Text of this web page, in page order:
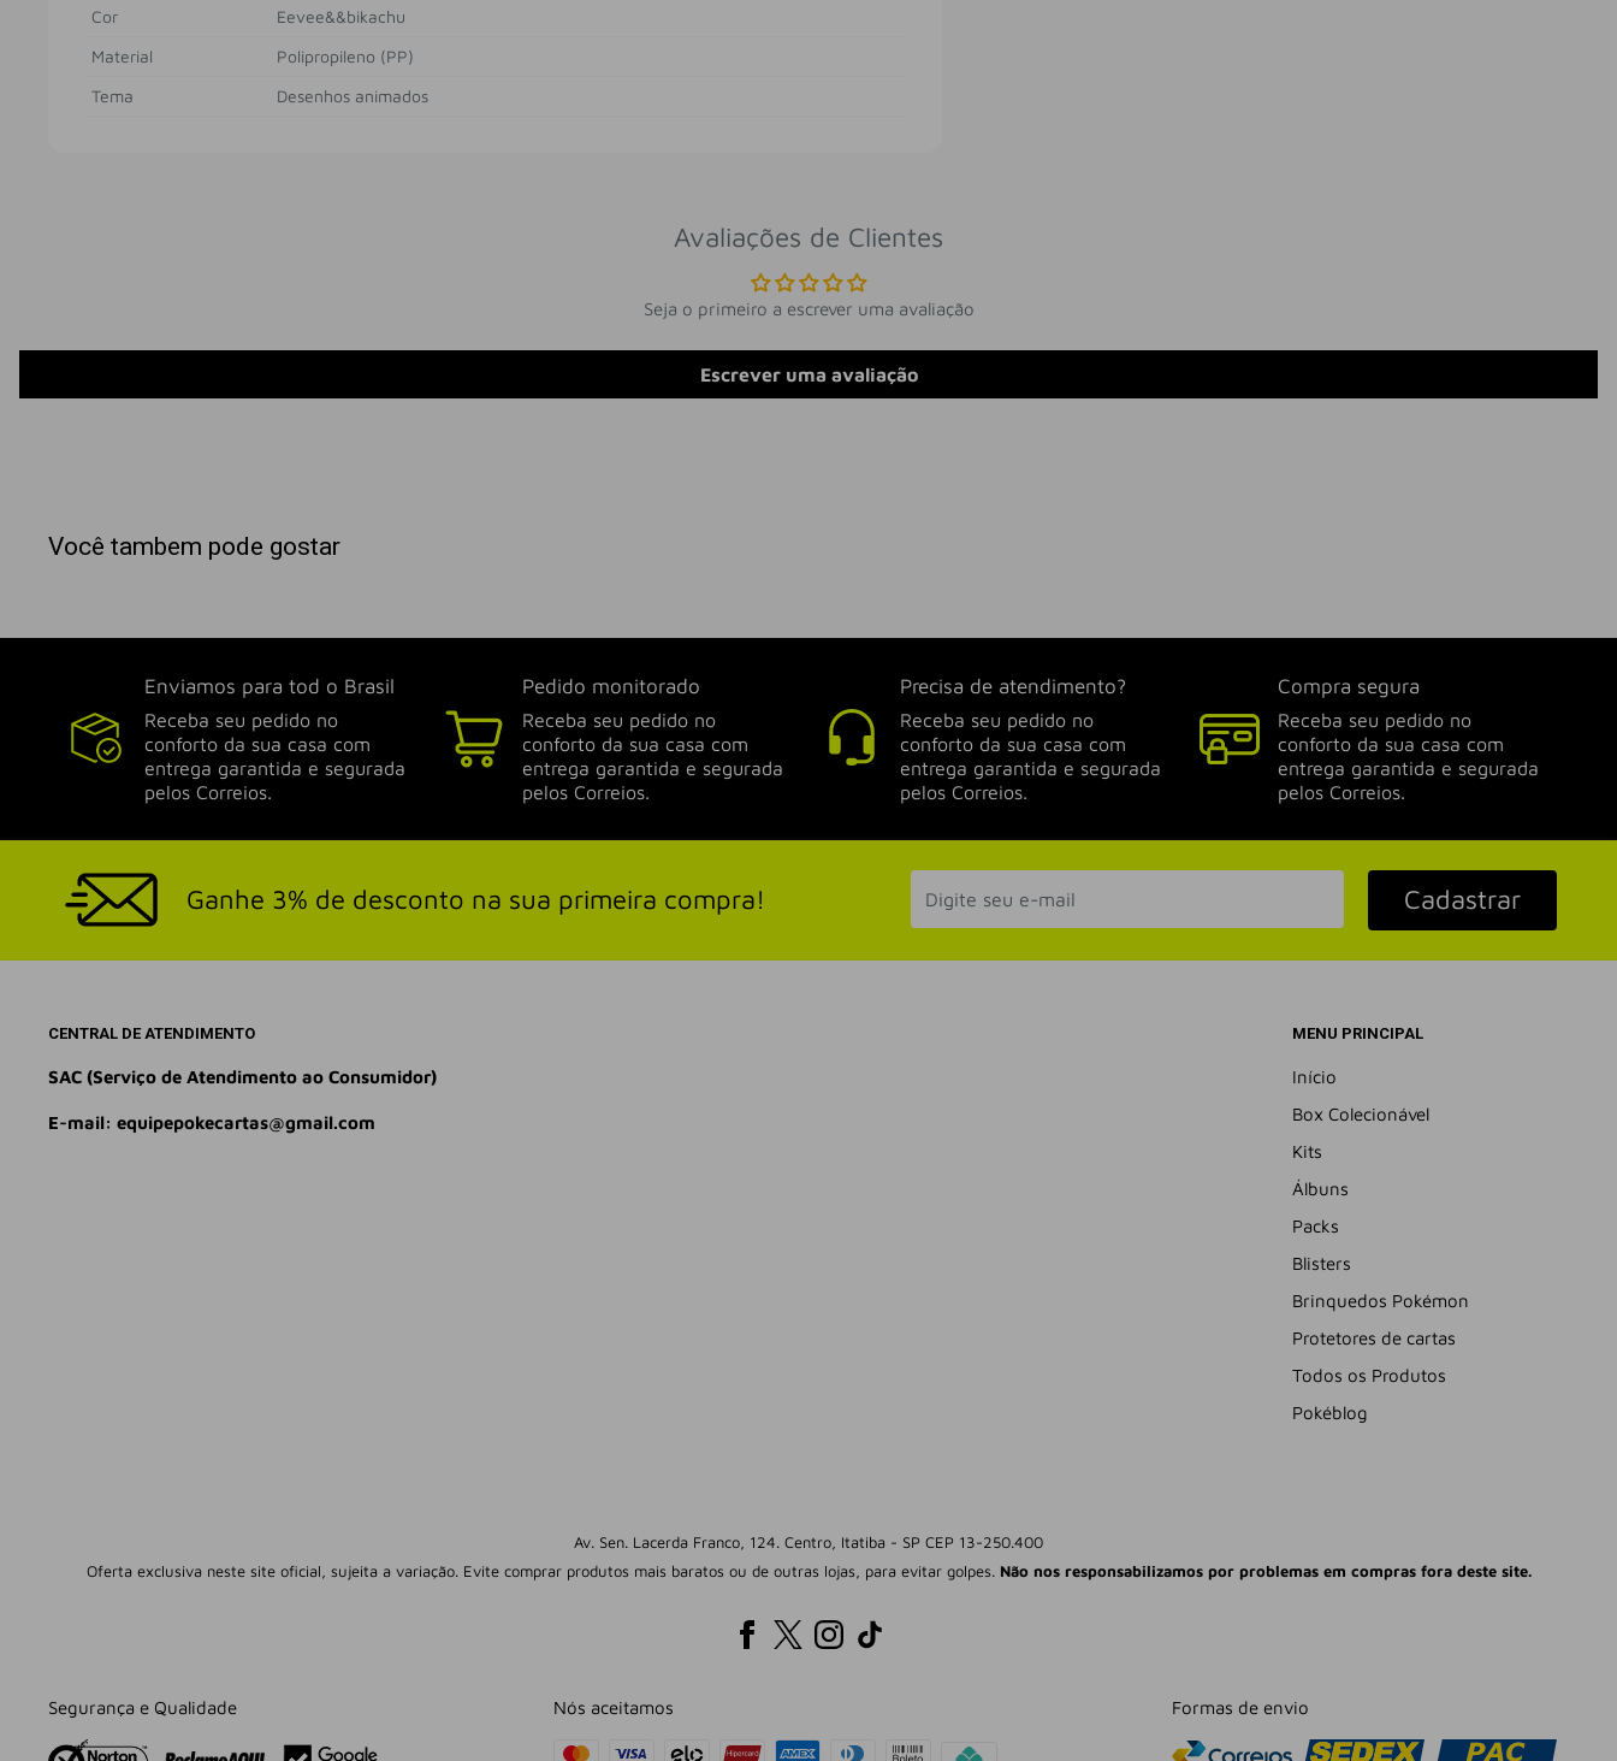
Cor
Eevee&&bikachu
Material
Polipropileno (PP)
Tema
Desenhos animados
Avaliações de Clientes
Seja o primeiro a escrever uma avaliação
Escrever uma avaliação
Você tambem pode gostar
Enviamos para tod o Brasil
Receba seu pedido no
conforto da sua casa com
entrega garantida e segurada
pelos Correios.
Pedido monitorado
Receba seu pedido no
conforto da sua casa com
entrega garantida e segurada
pelos Correios.
Precisa de atendimento?
Receba seu pedido no
conforto da sua casa com
entrega garantida e segurada
pelos Correios.
Compra segura
Receba seu pedido no
conforto da sua casa com
entrega garantida e segurada
pelos Correios.
Ganhe 3% de desconto na sua primeira compra! Cadastrar
CENTRAL DE ATENDIMENTO
SAC (Serviço de Atendimento ao Consumidor)
E-mail: equipepokecartas@gmail.com
MENU PRINCIPAL
Início
Box Colecionável
Kits
Álbuns
Packs
Blisters
Brinquedos Pokémon
Protetores de cartas
Todos os Produtos
Pokéblog
Av. Sen. Lacerda Franco, 124. Centro, Itatiba - SP CEP 13-250.400
Oferta exclusiva neste site oficial, sujeita a variação. Evite comprar produtos mais baratos ou de outras lojas, para evitar golpes. Não nos responsabilizamos por problemas em compras fora deste site.
Segurança e Qualidade Nós aceitamos Formas de envio